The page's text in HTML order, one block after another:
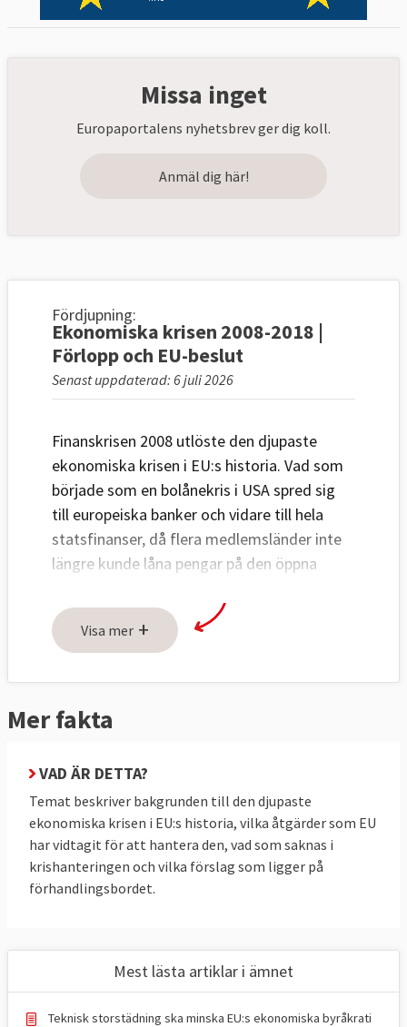
Missa inget
Europaportalens nyhetsbrev ger dig koll.
Anmäl dig här!
Fördjupning:
Ekonomiska krisen 2008-2018 |
Förlopp och EU-beslut
Senast uppdaterad: 6 juli 2026
Finanskrisen 2008 utlöste den djupaste
ekonomiska krisen i EU:s historia. Vad som
började som en bolånekris i USA spred sig
till europeiska banker och vidare till hela
statsfinanser, då flera medlemsländer inte
längre kunde låna pengar på den öppna
krislån mellan 2008 och 2018, och krisen fick
EU att bygga upp helt nya verktyg för
bland annat krisfonden ESM och
bankunionen.
hur EU och Sverige agerade, och vilka luckor
som fortfarande finns i eurons
konstruktion.
13 frågor och svar
Den globala finanskrisen började som en
bolånekris i USA.
Visa mer +
Mer fakta
VAD ÄR DETTA?
Temat beskriver bakgrunden till den djupaste
ekonomiska krisen i EU:s historia, vilka åtgärder som EU
har vidtagit för att hantera den, vad som saknas i
krishanteringen och vilka förslag som ligger på
förhandlingsbordet.
Mest lästa artiklar i ämnet
Teknisk storstädning ska minska EU:s ekonomiska byråkrati